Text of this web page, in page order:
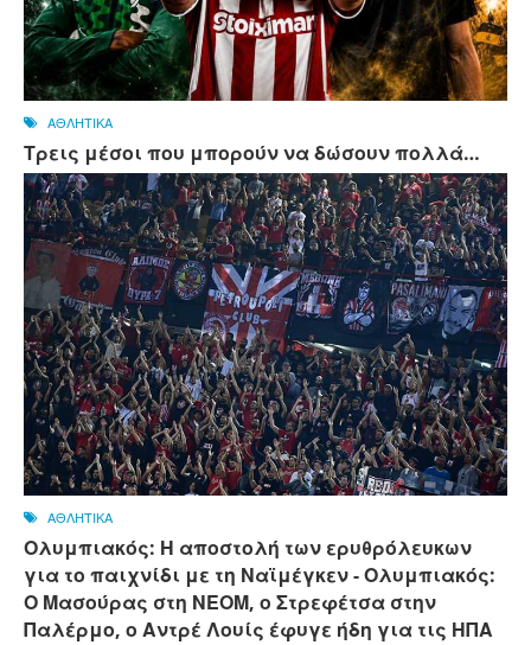
ΑΘΛΗΤΙΚΑ
Τρεις μέσοι που μπορούν να δώσουν πολλά…
ΑΘΛΗΤΙΚΑ
Ολυμπιακός: Η αποστολή των ερυθρόλευκων
για το παιχνίδι με τη Ναϊμέγκεν - Ολυμπιακός:
Ο Μασούρας στη ΝΕΟΜ, ο Στρεφέτσα στην
Παλέρμο, ο Αντρέ Λουίς έφυγε ήδη για τις ΗΠΑ